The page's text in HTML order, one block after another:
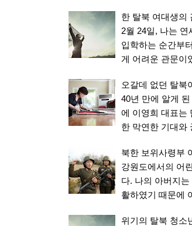
한 탈북 여대생의
2월 24일, 나는
입학하는 순간부
게 어려운 관문이
오갈데 없던 탈북
40년 만에 알게
에 이영희 대표는
한 막연한 기대와
북한 보위사령부
강원도에서의 어
다. 나의 아버지
활하였기 때문에
위기의 탈북 청소